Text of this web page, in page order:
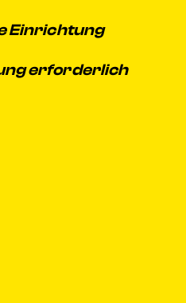
Einrichtung
erforderlich